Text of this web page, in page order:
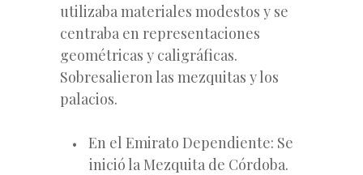
utilizaba materiales modestos y se
centraba en representaciones
geométricas y caligráficas.
Sobresalieron las mezquitas y los
palacios.
En el Emirato Dependiente: Se
inició la Mezquita de Córdoba.